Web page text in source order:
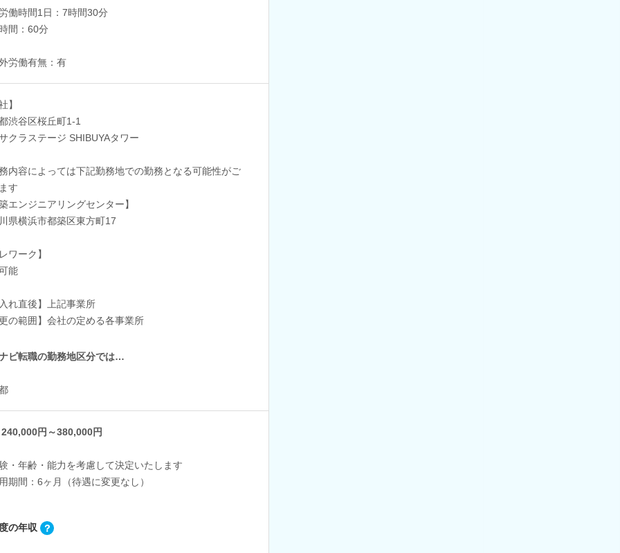
働時間1日：7時間30分
間：60分
労働有無：有
】
渋谷区桜丘町1-1
クラステージ SHIBUYAタワー
内容によっては下記勤務地での勤務となる可能性がご
す
エンジニアリングセンター】
県横浜市都築区東方町17
ワーク】
能
れ直後】上記事業所
の範囲】会社の定める各事業所
ビ転職の勤務地区分では…
円～380,000円
・年齢・能力を考慮して決定いたします
期間：6ヶ月（待遇に変更なし）
の年収